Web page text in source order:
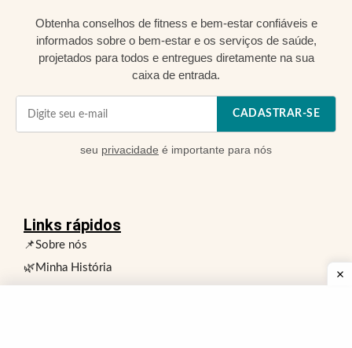
Obtenha conselhos de fitness e bem-estar confiáveis e
informados sobre o bem-estar e os serviços de saúde,
projetados para todos e entregues diretamente na sua
caixa de entrada.
CADASTRAR-SE
seu privacidade é importante para nós
Links rápidos
📌Sobre nós
🌿Minha História